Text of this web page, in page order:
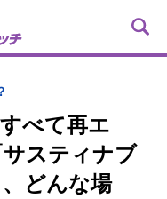
べて再エ
スティナブ
どんな場